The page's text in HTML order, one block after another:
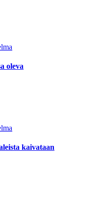
oleva
kaivataan